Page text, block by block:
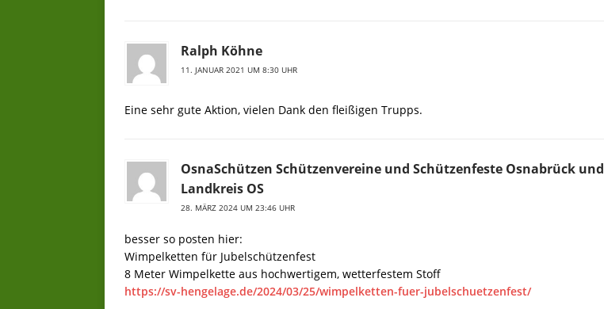
Ralph Köhne
11. JANUAR 2021 UM 8:30 UHR
Eine sehr gute Aktion, vielen Dank den fleißigen Trupps.
OsnaSchützen Schützenvereine und Schützenfeste Osnabrück und
Landkreis OS
28. MÄRZ 2024 UM 23:46 UHR
besser so posten hier:
Wimpelketten für Jubelschützenfest
8 Meter Wimpelkette aus hochwertigem, wetterfestem Stoff
https://sv-hengelage.de/2024/03/25/wimpelketten-fuer-jubelschuetzenfest/